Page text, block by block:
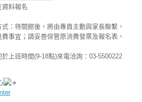
料報名
：待開館後，將由專員主動與家長聯繫，
事宜；請妥善保管原消費發票及報名表，
上班時間(9-18點)來電洽詢：03-5500222